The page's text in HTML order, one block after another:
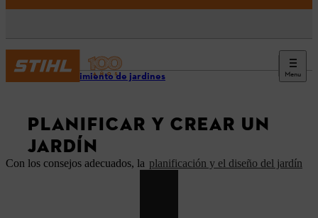
Menu
Mantenimiento de jardines
PLANIFICAR Y CREAR UN
JARDÍN
Con los consejos adecuados, la planificación y el diseño del jardín